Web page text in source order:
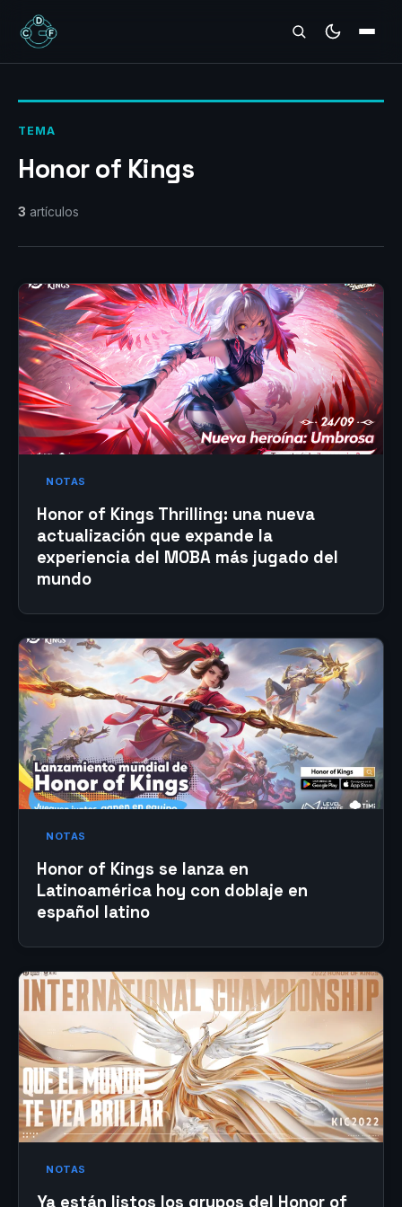
REVIEWS
TEMA
Honor of Kings
3 artículos
NOTAS
Honor of Kings Thrilling: una nueva
actualización que expande la
experiencia del MOBA más jugado del
mundo
NOTAS
Honor of Kings se lanza en
Latinoamérica hoy con doblaje en
español latino
NOTAS
Ya están listos los grupos del Honor of